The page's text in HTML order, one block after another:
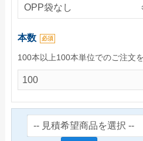
見積請求フォーム
ご利用ガイド
初めてのお客様
ご注文の流れ
WEBデザインメーカーにつ
かんたん名入れ注文について
本数 必須
100本以上100本単位でのご注文